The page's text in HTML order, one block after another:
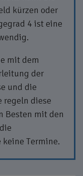
kürzen oder
4 ist eine
mit dem
der
und die
regeln diese
Besten mit den
keine Termine.